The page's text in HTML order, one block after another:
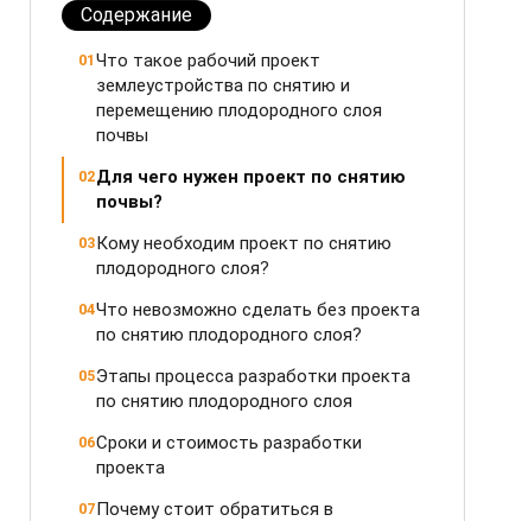
Содержание
01Что такое рабочий проект
землеустройства по снятию и
перемещению плодородного слоя
почвы
02Для чего нужен проект по снятию
почвы?
03Кому необходим проект по снятию
плодородного слоя?
04Что невозможно сделать без проекта
по снятию плодородного слоя?
05Этапы процесса разработки проекта
по снятию плодородного слоя
06Сроки и стоимость разработки
проекта
07Почему стоит обратиться в